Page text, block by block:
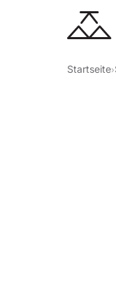
Startseite›